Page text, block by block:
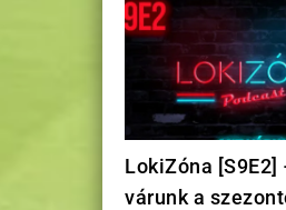
LokiZóna
várunk a